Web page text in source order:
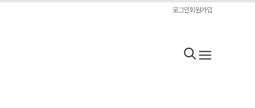
로그인회원가입